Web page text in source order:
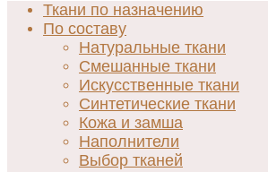
Ткани по назначению
По составу
Натуральные ткани
Смешанные ткани
Искусственные ткани
Синтетические ткани
Кожа и замша
Наполнители
Выбор тканей